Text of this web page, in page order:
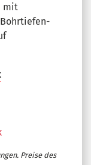
mit
Preise des